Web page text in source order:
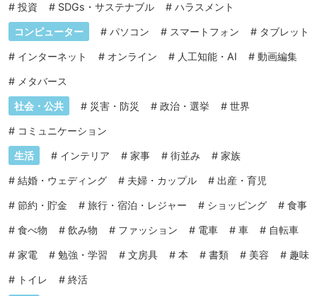
# 投資 # SDGs・サステナブル # ハラスメント
コンピューター # パソコン # スマートフォン # タブレット
# インターネット # オンライン # 人工知能・AI # 動画編集
# メタバース
社会・公共 # 災害・防災 # 政治・選挙 # 世界
# コミュニケーション
生活 # インテリア # 家事 # 街並み # 家族
# 結婚・ウェディング # 夫婦・カップル # 出産・育児
# 節約・貯金 # 旅行・宿泊・レジャー # ショッピング # 食事
# 食べ物 # 飲み物 # ファッション # 電車 # 車 # 自転車
# 家電 # 勉強・学習 # 文房具 # 本 # 書類 # 美容 # 趣味
# トイレ # 終活